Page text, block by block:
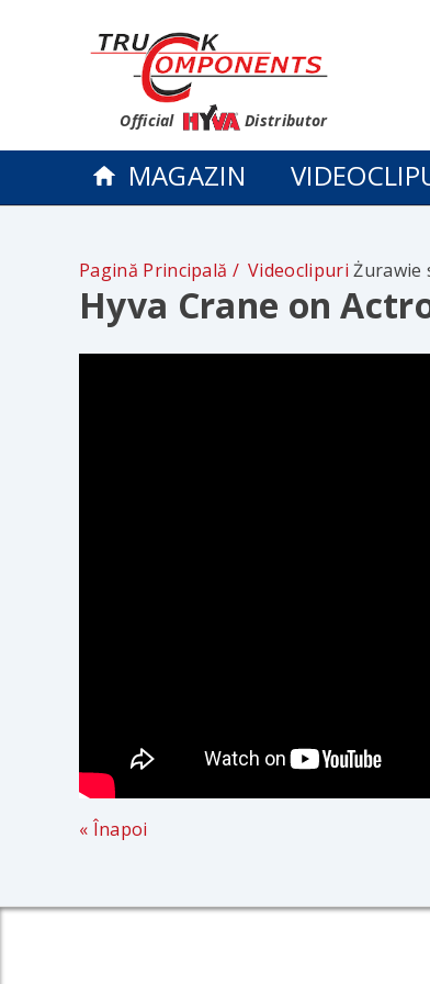
Official Distributor
MAGAZIN
Pagină Principală Videoclipuri Żurawie
Hyva Crane on
« Înapoi